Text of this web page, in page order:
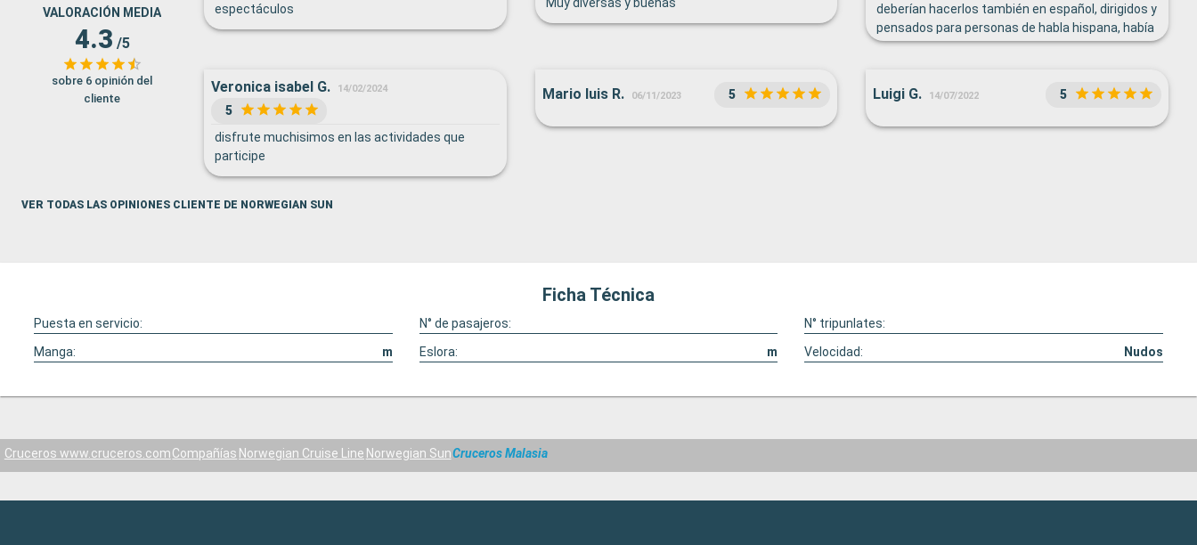
VALORACIÓN MEDIA
4.3 /5
sobre 6 opinión del
cliente
espectáculos
deberían hacerlos también en español, dirigidos y
pensados para personas de habla hispana, había
mucha.
Veronica isabel G. 14/02/2024
5
disfrute muchisimos en las actividades que
participe
Mario luis R. 06/11/2023 5 Luigi G. 14/07/2022 5
VER TODAS LAS OPINIONES CLIENTE DE NORWEGIAN SUN
Ficha Técnica
Puesta en servicio: N° de pasajeros:
N° tripunlates:
Manga:
m Eslora: m Velocidad: Nudos
Cruceros www.cruceros.comCompañías Norwegian Cruise Line Norwegian SunCruceros Malasia